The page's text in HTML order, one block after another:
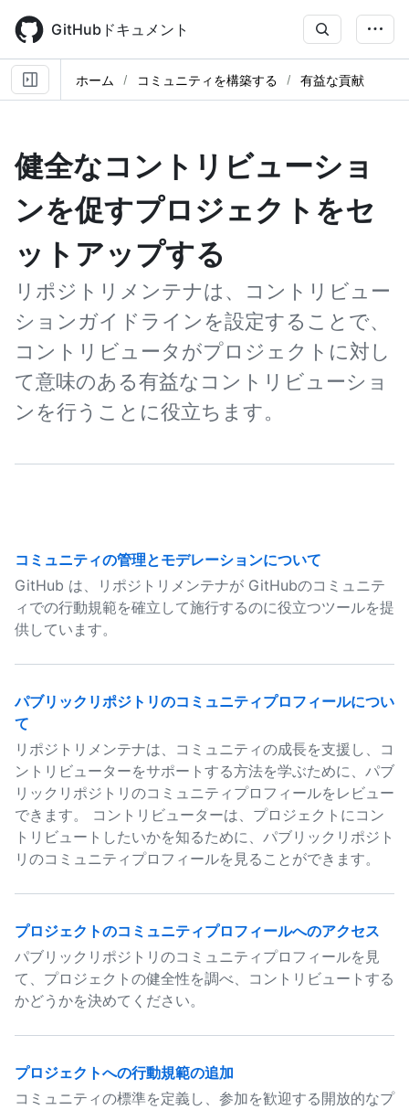
main
content
GitHubドキュメント
ホーム コミュニティを構築する 有益な貢献
健全なコントリビューショ
ンを促すプロジェクトをセ
ットアップする
リポジトリメンテナは、コントリビュー
ションガイドラインを設定することで、
コントリビュータがプロジェクトに対し
て意味のある有益なコントリビューショ
ンを行うことに役立ちます。
コミュニティの管理とモデレーションについて
GitHub は、リポジトリメンテナが GitHubのコミュニテ
ィでの行動規範を確立して施行するのに役立つツールを提
供しています。
パブリックリポジトリのコミュニティプロフィールについ
て
リポジトリメンテナは、コミュニティの成長を支援し、コ
ントリビューターをサポートする方法を学ぶために、パブ
リックリポジトリのコミュニティプロフィールをレビュー
できます。 コントリビューターは、プロジェクトにコン
トリビュートしたいかを知るために、パブリックリポジト
リのコミュニティプロフィールを見ることができます。
プロジェクトのコミュニティプロフィールへのアクセス
パブリックリポジトリのコミュニティプロフィールを見
て、プロジェクトの健全性を調べ、コントリビュートする
かどうかを決めてください。
プロジェクトへの行動規範の追加
コミュニティの標準を定義し、参加を歓迎する開放的なプ